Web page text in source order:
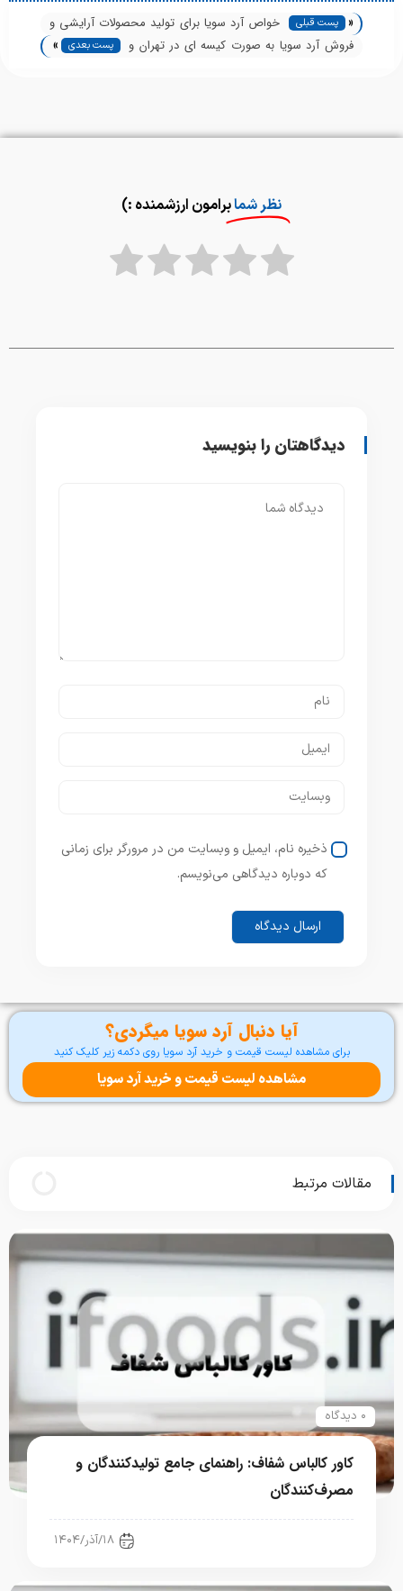
« پست قبلی
خواص آرد سویا برای تولید محصولات آرایشی و
بهداشتی
فروش آرد سویا به صورت کیسه ای در تهران و
پست بعدی »
نظر شمابرامون ارزشمنده :)
دیدگاهتان را بنویسید
ذخیره نام، ایمیل و وبسایت من در مرورگر برای زمانی
که دوباره دیدگاهی می‌نویسم.
آیا دنبال آرد سویا میگردی؟
برای مشاهده لیست قیمت و خرید آرد سویا روی دکمه زیر کلیک کنید
مشاهده لیست قیمت و خرید آرد سویا
مقالات مرتبط
۰ دیدگاه
کاور کالباس شفاف: راهنمای جامع تولیدکنندگان و
مصرف‌کنندگان
۱۸/آذر/۱۴۰۴